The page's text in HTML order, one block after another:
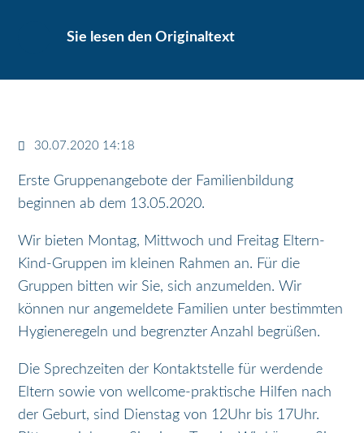
Sie lesen den Originaltext
30.07.2020 14:18
Erste Gruppenangebote der Familienbildung
beginnen ab dem 13.05.2020.
Wir bieten Montag, Mittwoch und Freitag Eltern-
Kind-Gruppen im kleinen Rahmen an. Für die
Gruppen bitten wir Sie, sich anzumelden. Wir
können nur angemeldete Familien unter bestimmten
Hygieneregeln und begrenzter Anzahl begrüßen.
Die Sprechzeiten der Kontaktstelle für werdende
Eltern sowie von wellcome-praktische Hilfen nach
der Geburt, sind Dienstag von 12Uhr bis 17Uhr.